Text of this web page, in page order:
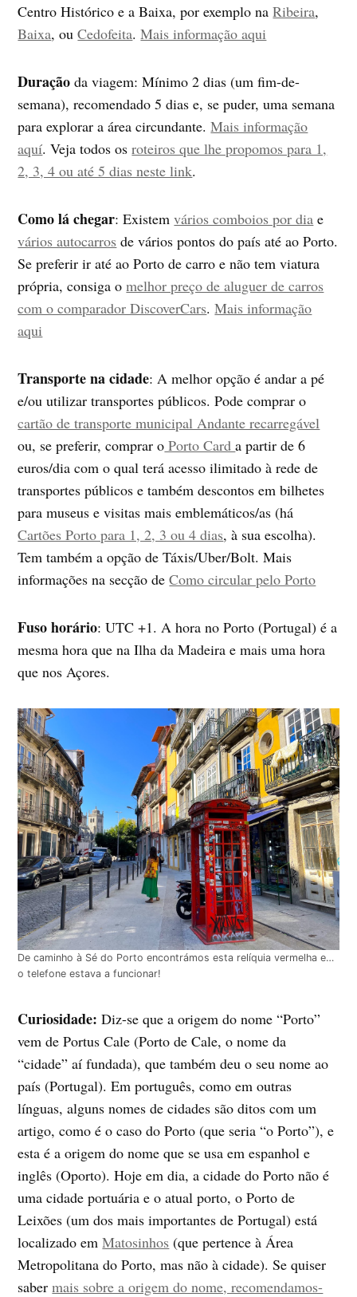
Centro Histórico e a Baixa, por exemplo naRibeira,
Baixa, ouCedofeita.Mais informação aqui
Duração da viagem: Mínimo 2 dias (um fim-de-
semana), recomendado 5 dias e, se puder, uma semana
para explorar a área circundante.Mais informação
aquí. Veja todos osroteiros que lhe propomos para 1,
2, 3, 4 ou até 5 dias neste link.
Como lá chegar: Existemvários comboios por dia e
vários autocarros de vários pontos do país até ao Porto.
Se preferir ir até ao Porto de carro e não tem viatura
própria, consiga omelhor preço de aluguer de carros
com o comparador DiscoverCars.Mais informação
aqui
Transporte na cidade: A melhor opção é andar a pé
e/ou utilizar transportes públicos. Pode comprar o
cartão de transporte municipal Andante recarregável
ou, se preferir, comprar o Porto Carda partir de 6
euros/dia com o qual terá acesso ilimitado à rede de
transportes públicos e também descontos em bilhetes
para museus e visitas mais emblemáticos/as (há
Cartões Porto para 1, 2, 3 ou 4 dias, à sua escolha).
Tem também a opção de Táxis/Uber/Bolt. Mais
informações na secção deComo circular pelo Porto
Fuso horário: UTC +1. A hora no Porto (Portugal) é a
mesma hora que na Ilha da Madeira e mais uma hora
que nos Açores.
De caminho à Sé do Porto encontrámos esta relíquia vermelha e…
o telefone estava a funcionar!
Curiosidade: Diz-se que a origem do nome “Porto”
vem de Portus Cale (Porto de Cale, o nome da
“cidade” aí fundada), que também deu o seu nome ao
país (Portugal). Em português, como em outras
línguas, alguns nomes de cidades são ditos com um
artigo, como é o caso do Porto (que seria “o Porto”), e
esta é a origem do nome que se usa em espanhol e
inglês (Oporto). Hoje em dia, a cidade do Porto não é
uma cidade portuária e o atual porto, o Porto de
Leixões (um dos mais importantes de Portugal) está
localizado emMatosinhos (que pertence à Área
Metropolitana do Porto, mas não à cidade). Se quiser
sabermais sobre a origem do nome, recomendamos-